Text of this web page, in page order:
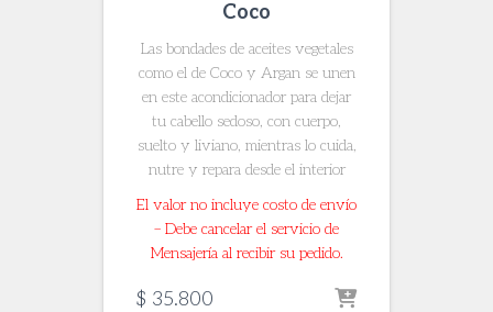
Coco
Las bondades de aceites vegetales
como el de Coco y Argan se unen
en este acondicionador para dejar
tu cabello sedoso, con cuerpo,
suelto y liviano, mientras lo cuida,
nutre y repara desde el interior
El valor no incluye costo de envío
– Debe cancelar el servicio de
Mensajería al recibir su pedido.
$ 35.800